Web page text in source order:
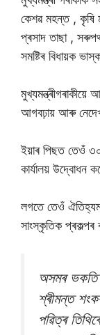
কেশৱ মহন্ত , কৃষি
প্ৰসাদ তাছা ,
সমষ্টিৰ বিধায়ক
মুখ্যমন্ত্ৰীগৰাকীয়ে
আগবঢ়ায় আৰু
ইয়াৰ পিছত তেওঁ ৩০
কাৰ্যালয় উদ্বোধন
লগতে তেওঁ
সাংস্কৃতিক প্ৰকল্পৰ
অসমৰ ভকতি
শ্ৰীমন্ত
পৱিত্ৰ